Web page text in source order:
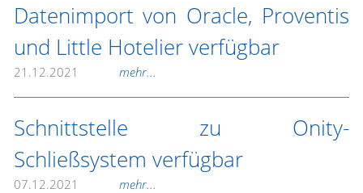
Datenimport von Oracle, Proventis
und Little Hotelier verfügbar
21.12.2021 mehr...
Schnittstelle zu Onity-
Schließsystem verfügbar
07.12.2021 mehr...